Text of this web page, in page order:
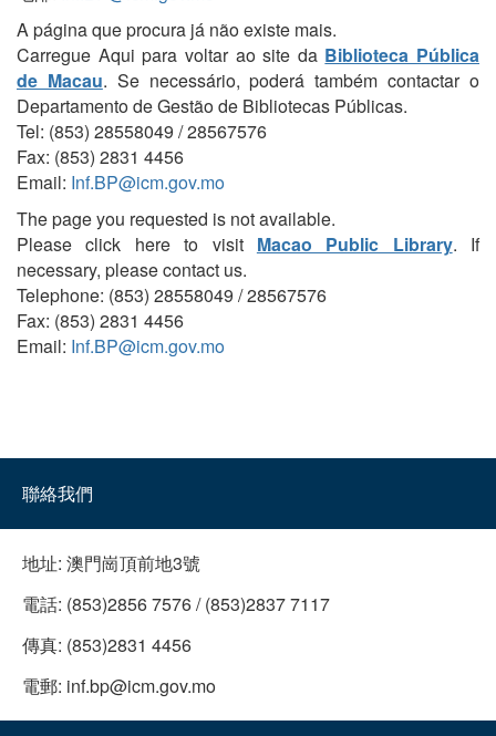
A página que procura já não existe mais.
Carregue Aqui para voltar ao site da Biblioteca Pública
de Macau. Se necessário, poderá também contactar o
Departamento de Gestão de Bibliotecas Públicas.
Tel: (853) 28558049 / 28567576
Fax: (853) 2831 4456
Email: Inf.BP@icm.gov.mo
The page you requested is not available.
Please click here to visit Macao Public Library. If
necessary, please contact us.
Telephone: (853) 28558049 / 28567576
Fax: (853) 2831 4456
Email: Inf.BP@icm.gov.mo
聯絡我們
地址: 澳門崗頂前地3號
電話: (853)2856 7576 / (853)2837 7117
傳真: (853)2831 4456
電郵: inf.bp@icm.gov.mo